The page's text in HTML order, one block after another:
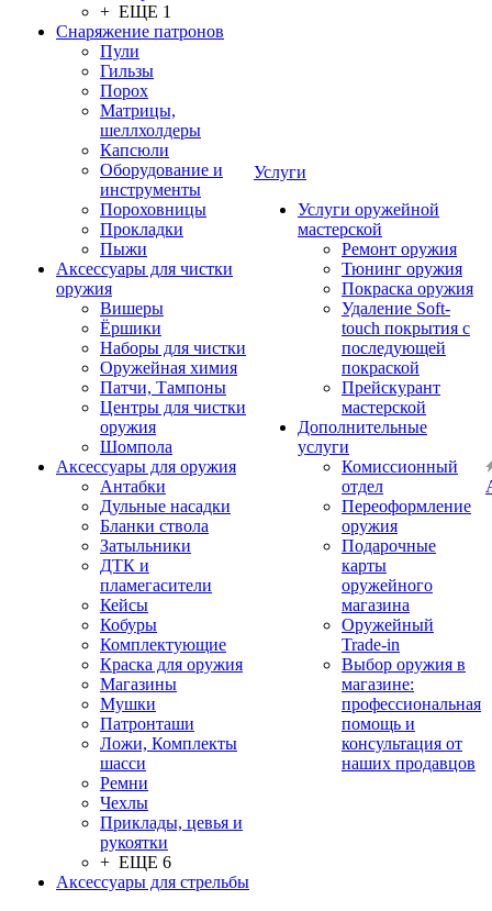
+ ЕЩЕ 1
Снаряжение патронов
Пули
Гильзы
Порох
Матрицы,
шеллхолдеры
Капсюли
Оборудование и
инструменты
Пороховницы
Прокладки
Пыжи
Аксессуары для чистки
оружия
Вишеры
Ёршики
Наборы для чистки
Оружейная химия
Патчи, Тампоны
Центры для чистки
оружия
Шомпола
Аксессуары для оружия
Антабки
Дульные насадки
Бланки ствола
Затыльники
ДТК и
пламегасители
Кейсы
Кобуры
Комплектующие
Краска для оружия
Магазины
Мушки
Патронташи
Ложи, Комплекты
шасси
Ремни
Чехлы
Приклады, цевья и
рукоятки
+ ЕЩЕ 6
Аксессуары для стрельбы
Услуги
Услуги оружейной
мастерской
Ремонт оружия
Тюнинг оружия
Покраска оружия
Удаление Soft-
touch покрытия с
последующей
покраской
Прейскурант
мастерской
Дополнительные
услуги
Комиссионный
отдел
Переоформление
оружия
Подарочные
карты
оружейного
магазина
Оружейный
Trade-in
Выбор оружия в
магазине:
профессиональная
помощь и
консультация от
наших продавцов